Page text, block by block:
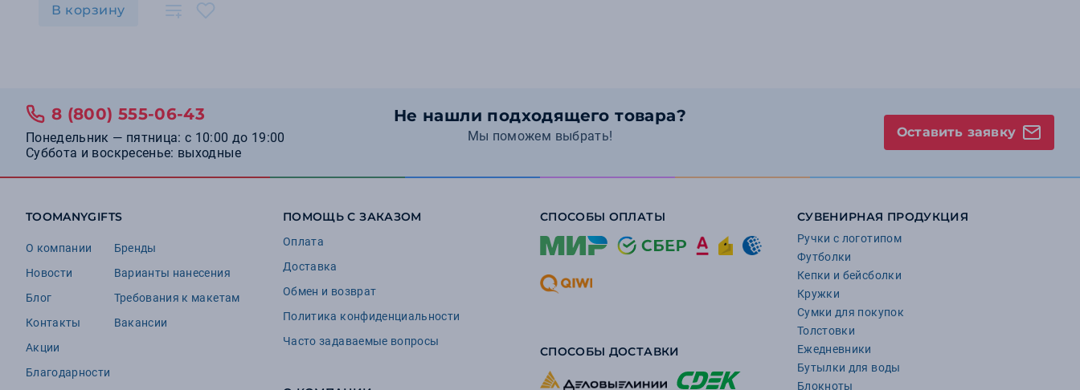
В корзину
Не нашли подходящего товара?
Мы поможем выбрать!
8 (800) 555-06-43
Понедельник — пятница: с 10:00 до 19:00
Суббота и воскресенье: выходные
Оставить заявку
TOOMANYGIFTS
О компании
Новости
Блог
Контакты
Акции
Благодарности
Бренды
Варианты нанесения
Требования к макетам
Вакансии
ПОМОЩЬ С ЗАКАЗОМ
Оплата
Доставка
Обмен и возврат
Политика конфиденциальности
Часто задаваемые вопросы
СПОСОБЫ ОПЛАТЫ
СПОСОБЫ ДОСТАВКИ
СУВЕНИРНАЯ ПРОДУКЦИЯ
Ручки с логотипом
Футболки
Кепки и бейсболки
Кружки
Сумки для покупок
Толстовки
Ежедневники
Бутылки для воды
Блокноты